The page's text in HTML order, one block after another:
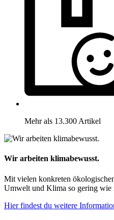
Mehr als 13.300 Artikel
Wir arbeiten klimabewusst.
Mit vielen konkreten
Umwelt und Klima so gering wie
Hier findest du weitere